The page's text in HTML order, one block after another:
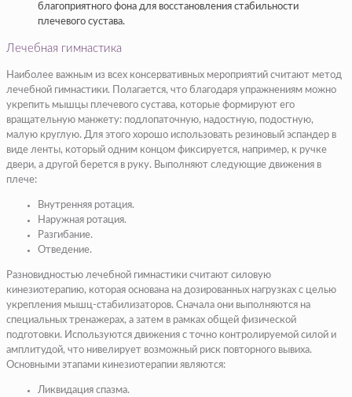
благоприятного фона для восстановления стабильности
плечевого сустава.
Лечебная гимнастика
Наиболее важным из всех консервативных мероприятий считают метод
лечебной гимнастики. Полагается, что благодаря упражнениям можно
укрепить мышцы плечевого сустава, которые формируют его
вращательную манжету: подлопаточную, надостную, подостную,
малую круглую. Для этого хорошо использовать резиновый эспандер в
виде ленты, который одним концом фиксируется, например, к ручке
двери, а другой берется в руку. Выполняют следующие движения в
плече:
Внутренняя ротация.
Наружная ротация.
Разгибание.
Отведение.
Разновидностью лечебной гимнастики считают силовую
кинезиотерапию, которая основана на дозированных нагрузках с целью
укрепления мышц-стабилизаторов. Сначала они выполняются на
специальных тренажерах, а затем в рамках общей физической
подготовки. Используются движения с точно контролируемой силой и
амплитудой, что нивелирует возможный риск повторного вывиха.
Основными этапами кинезиотерапии являются:
Ликвидация спазма.